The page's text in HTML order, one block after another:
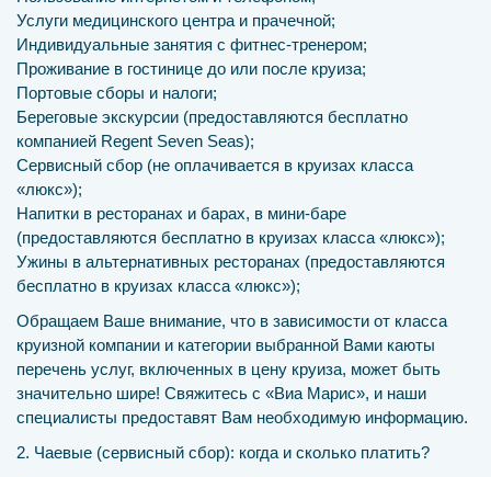
Услуги медицинского центра и прачечной;
Индивидуальные занятия с фитнес-тренером;
Проживание в гостинице до или после круиза;
Портовые сборы и налоги;
Береговые экскурсии (предоставляются бесплатно
компанией Regent Seven Seas);
Сервисный сбор (не оплачивается в круизах класса
«люкс»);
Напитки в ресторанах и барах, в мини-баре
(предоставляются бесплатно в круизах класса «люкс»);
Ужины в альтернативных ресторанах (предоставляются
бесплатно в круизах класса «люкс»);
Обращаем Ваше внимание, что в зависимости от класса
круизной компании и категории выбранной Вами каюты
перечень услуг, включенных в цену круиза, может быть
значительно шире! Свяжитесь с «Виа Марис», и наши
специалисты предоставят Вам необходимую информацию.
2. Чаевые (сервисный сбор): когда и сколько платить?